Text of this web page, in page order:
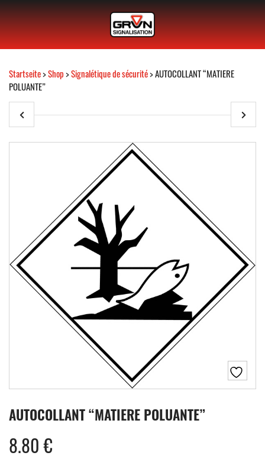
Startseite>Shop>Signalétique de sécurité> AUTOCOLLANT “MATIERE
POLUANTE”
AUTOCOLLANT “MATIERE POLUANTE”
8.80€